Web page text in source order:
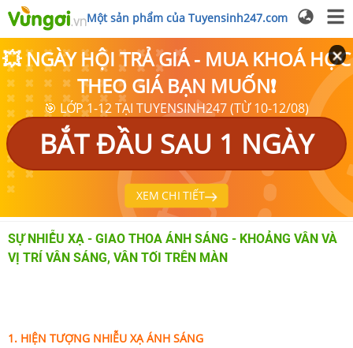
Một sản phẩm của Tuyensinh247.com
💥 NGÀY HỘI TRẢ GIÁ - MUA KHOÁ HỌC
THEO GIÁ BẠN MUỐN❗
🎯 LỚP 1-12 TẠI TUYENSINH247 (TỪ 10-12/08)
BẮT ĐẦU SAU 1 NGÀY
XEM CHI TIẾT
SỰ NHIỄU XẠ - GIAO THOA ÁNH SÁNG - KHOẢNG VÂN VÀ
VỊ TRÍ VÂN SÁNG, VÂN TỐI TRÊN MÀN
1. HIỆN TƯỢNG NHIỄU XẠ ÁNH SÁNG